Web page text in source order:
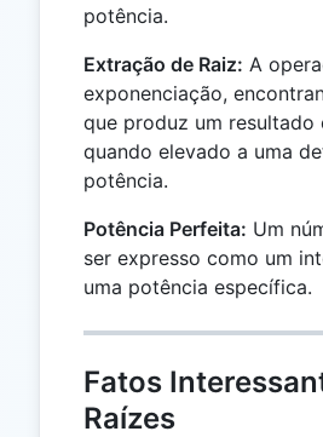
potência.
Extração de Raiz: A
exponenciação,
que produz um resultado
quando elevado a uma
potência.
Potência Perfeita: Um
ser expresso como um
uma potência específica.
Fatos
Raízes